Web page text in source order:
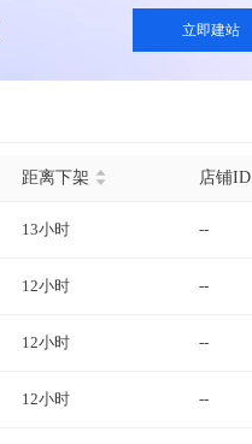
立即建站
距离下架 店铺ID
13小时 --
12小时 --
12小时 --
12小时 --